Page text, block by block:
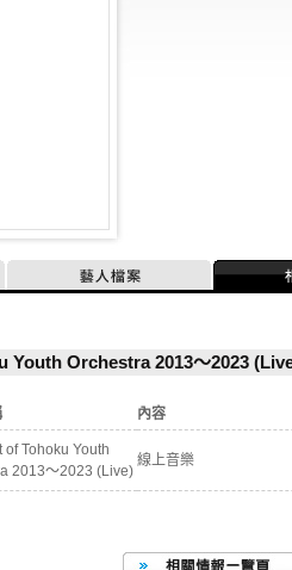
藝人檔案
Youth Orchestra 2013～2023
內容
of Tohoku Youth
2013～2023 (Live)
線上音樂